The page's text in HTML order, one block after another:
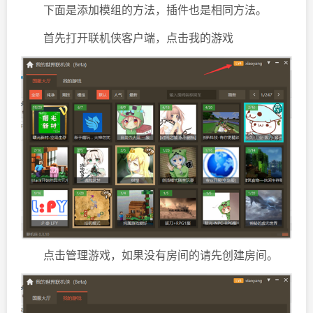
下面是添加模组的方法，插件也是相同方法。
首先打开联机侠客户端，点击我的游戏
点击管理游戏，如果没有房间的请先创建房间。